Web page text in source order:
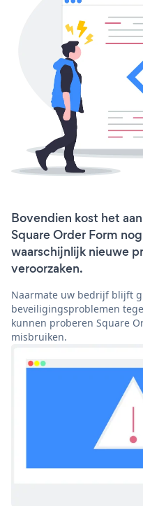
Bovendien kost het
Square Order Form
waarschijnlijk nieuwe
veroorzaken.
Naarmate uw bedrijf blijft
beveiligingsproblemen
kunnen proberen Square
misbruiken.